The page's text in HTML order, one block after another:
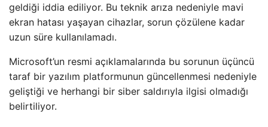
geldiği iddia ediliyor. Bu teknik arıza nedeniyle mavi
ekran hatası yaşayan cihazlar, sorun çözülene kadar
uzun süre kullanılamadı.
Microsoft’un resmi açıklamalarında bu sorunun üçüncü
taraf bir yazılım platformunun güncellenmesi nedeniyle
geliştiği ve herhangi bir siber saldırıyla ilgisi olmadığı
belirtiliyor.